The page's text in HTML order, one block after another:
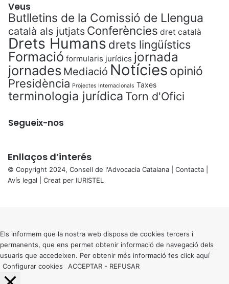
Veus
Butlletins de la Comissió de Llengua
català als jutjats Conferències dret català
Drets Humans drets lingüístics
Formació formularis jurídics jornada
jornades Mediació Notícies opinió
Presidència Projectes Internacionals Taxes
terminologia jurídica Torn d'Ofici
Segueix-nos
Enllaços d’interés
© Copyright 2024, Consell de l'Advocacia Catalana | Contacta
Avís legal | Creat per IURISTEL
button
Els informem que la nostra web disposa de cookies tercers i
permanents, que ens permet obtenir informació de navegació dels
usuaris que accedeixen. Per obtenir més informació fes click aquí
Configurar cookies
ACCEPTAR - REFUSAR